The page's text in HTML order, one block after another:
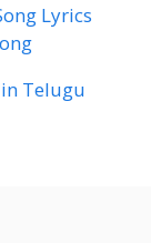
Lyrics
Telugu